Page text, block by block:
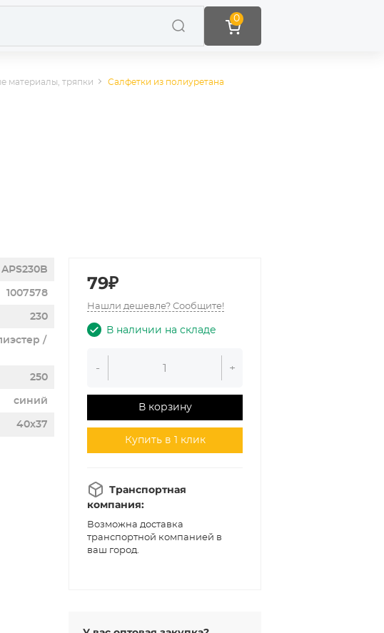
0
материалы, тряпки Салфетки из полиуретана
APS230B
1007578
230
/
250
синий
40x37
79₽
Нашли дешевле? Сообщите!
В наличии на складе
- +
В корзину
Купить в 1 клик
Транспортная
компания:
Возможна доставка
транспортной компанией в
ваш город.